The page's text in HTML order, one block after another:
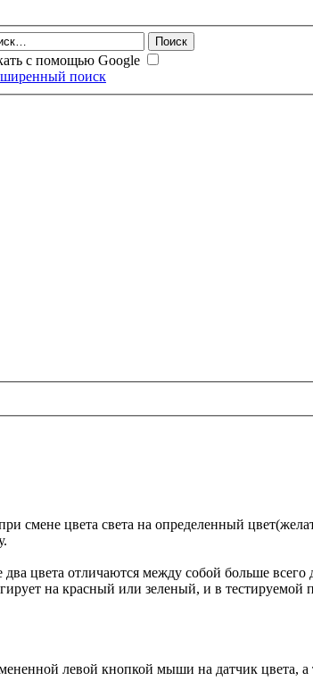
с помощью Google
поиск
смене цвета света на определенный
цвета отличаются между собой больше всего
на красный или зеленый, и в тестируемой
левой кнопкой мыши на датчик цвета, а